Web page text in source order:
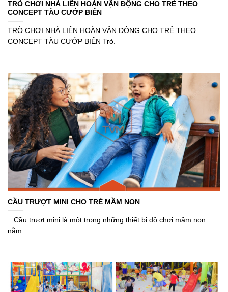
TRÒ CHƠI NHÀ LIÊN HOÀN VẬN ĐỘNG CHO TRẺ THEO
CONCEPT TÀU CƯỚP BIỂN
TRÒ CHƠI NHÀ LIÊN HOÀN VẬN ĐỘNG CHO TRẺ THEO
CONCEPT TÀU CƯỚP BIỂN Trò.
CẦU TRƯỢT MINI CHO TRẺ MẦM NON
Cầu trượt mini là một trong những thiết bị đồ chơi mầm non
nằm.